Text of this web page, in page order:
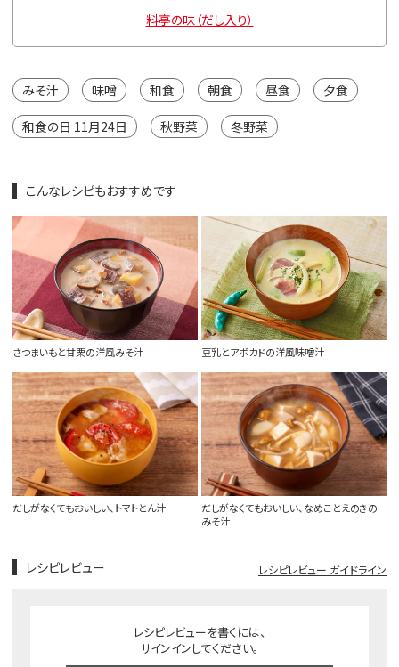
料亭の味（だし入り）
みそ汁 味噌 和食 朝食 昼食 夕食
和食の日 11月24日 秋野菜 冬野菜
こんなレシピもおすすめです
さつまいもと甘栗の洋風みそ汁 豆乳とアボカドの洋風味噌汁
だしがなくてもおいしい、トマトとん汁
だしがなくてもおいしい、なめことえのきの
みそ汁
レシピレビュー レシピレビュー ガイドライン
レシピレビューを書くには、
サインインしてください。